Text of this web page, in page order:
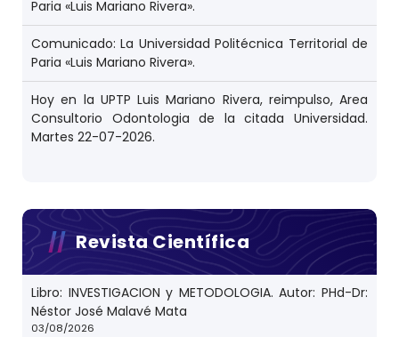
Paria «Luis Mariano Rivera».
Comunicado: La Universidad Politécnica Territorial de
Paria «Luis Mariano Rivera».
Hoy en la UPTP Luis Mariano Rivera, reimpulso, Area
Consultorio Odontologia de la citada Universidad.
Martes 22-07-2026.
Revista Científica
Libro: INVESTIGACION y METODOLOGIA. Autor: PHd-Dr:
Néstor José Malavé Mata
03/08/2026